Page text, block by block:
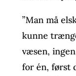
”Man må
kunne
væsen,
for én, først